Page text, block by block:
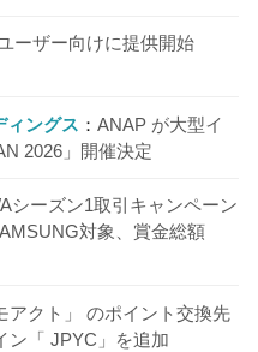
ーザー向けに提供開始
ィングス
ANAP が大型イ
2026」開催決定
シーズン1取引キャンペーン
対象、賞金総額
アクト」 のポイント交換先
ン「 JPYC」を追加